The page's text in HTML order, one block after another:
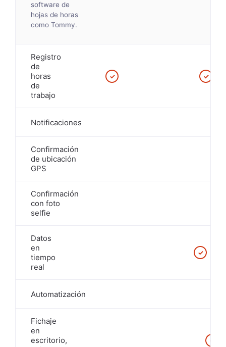
software de
hojas de horas
como Tommy.
Registro
de
horas
de
trabajo
✓ ✓
Notificaciones
Confirmación
de ubicación
GPS
Confirmación
con foto
selfie
Datos
en
tiempo
real
✓
Automatización
Fichaje
en
escritorio,
✓